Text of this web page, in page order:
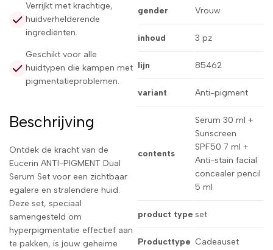
Verrijkt met krachtige,
huidverhelderende
ingrediënten.
Geschikt voor alle
huidtypen die kampen met
pigmentatieproblemen.
Beschrijving
Ontdek de kracht van de
Eucerin ANTI-PIGMENT Dual
Serum Set voor een zichtbaar
egalere en stralendere huid.
Deze set, speciaal
samengesteld om
hyperpigmentatie effectief aan
te pakken, is jouw geheime
gender Vrouw
inhoud 3 pz
lijn 85462
variant Anti-pigment
contents
Serum 30 ml +
Sunscreen
SPF50 7 ml +
Anti-stain facial
concealer pencil
5 ml
product type set
Producttype Cadeauset